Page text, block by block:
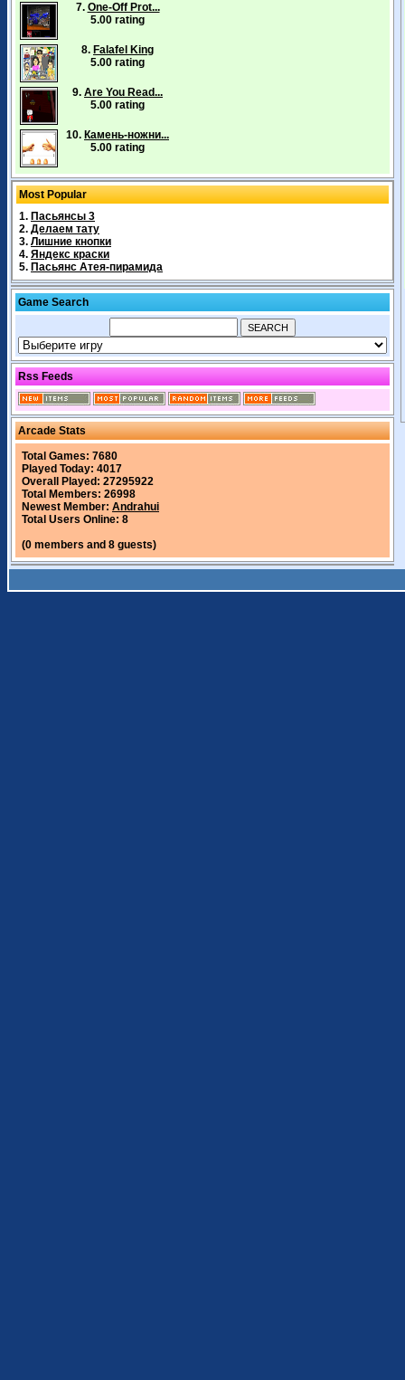
7. One-Off Prot...
5.00 rating
8. Falafel King
5.00 rating
9. Are You Read...
5.00 rating
10. Камень-ножни...
5.00 rating
Most Popular
1. Пасьянсы 3
2. Делаем тату
3. Лишние кнопки
4. Яндекс краски
5. Пасьянс Атея-пирамида
Game Search
Rss Feeds
Arcade Stats
Total Games: 7680
Played Today: 4017
Overall Played: 27295922
Total Members: 26998
Newest Member: Andrahui
Total Users Online: 8
(0 members and 8 guests)